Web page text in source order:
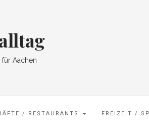
für Aachen
/ RESTAURANTS FREIZEIT /